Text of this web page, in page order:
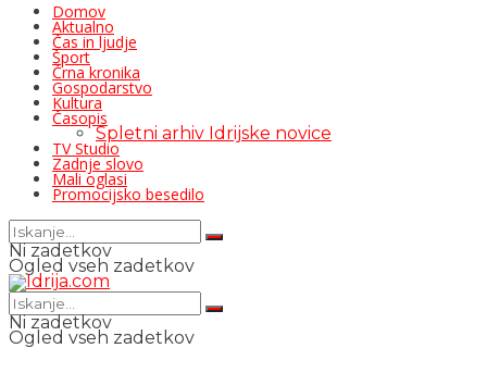
Domov
Aktualno
Čas in ljudje
Šport
Črna kronika
Gospodarstvo
Kultura
Časopis
Spletni arhiv Idrijske novice
TV Studio
Zadnje slovo
Mali oglasi
Promocijsko besedilo
Ni zadetkov
Ogled vseh zadetkov
Ni zadetkov
Ogled vseh zadetkov